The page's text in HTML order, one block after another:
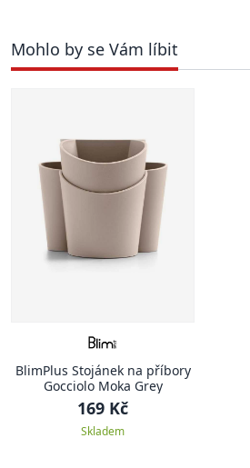
Mohlo by se Vám líbit
BlimPlus Stojánek na příbory
Gocciolo Moka Grey
169 Kč
Skladem